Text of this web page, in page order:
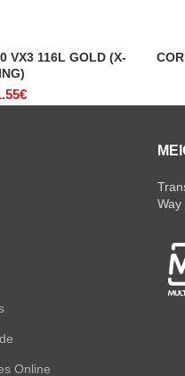
VX3 116L GOLD (X-
€
Online
Way